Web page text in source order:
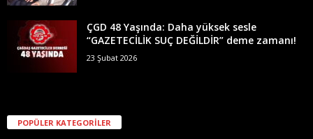
ÇGD 48 Yaşında: Daha yüksek sesle
“GAZETECİLİK SUÇ DEĞİLDİR” deme zamanı!
23 Şubat 2026
POPÜLER KATEGORİLER